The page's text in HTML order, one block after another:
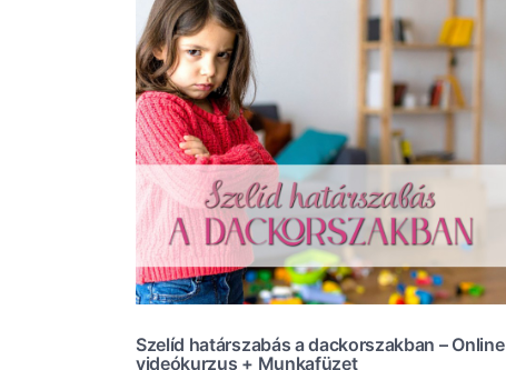
Szelíd határszabás a dackorszakban – Online
videókurzus + Munkafüzet